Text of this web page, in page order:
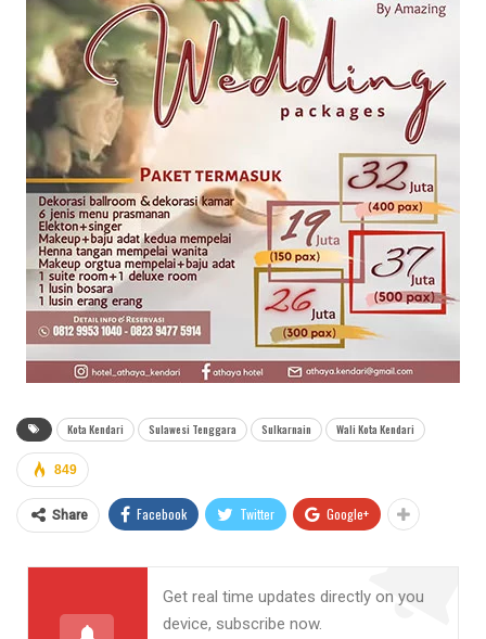
Kota Kendari Sulawesi Tenggara Sulkarnain Wali Kota Kendari
849
Share Facebook Twitter Google+
Get real time updates directly on you
device, subscribe now.